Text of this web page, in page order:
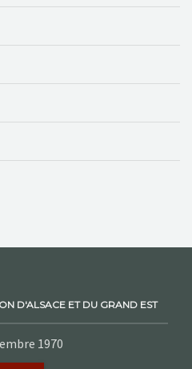
D'ALSACE ET DU GRAND EST
1970